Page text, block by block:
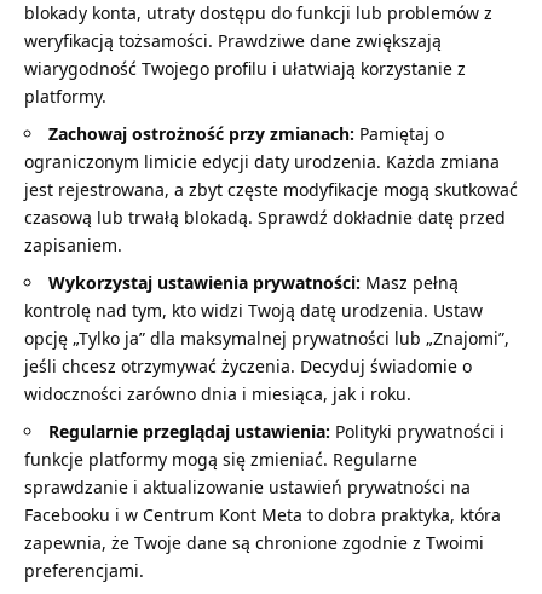
blokady konta, utraty dostępu do funkcji lub problemów z
weryfikacją tożsamości. Prawdziwe dane zwiększają
wiarygodność Twojego profilu i ułatwiają korzystanie z
platformy.
Zachowaj ostrożność przy zmianach: Pamiętaj o
ograniczonym limicie edycji daty urodzenia. Każda zmiana
jest rejestrowana, a zbyt częste modyfikacje mogą skutkować
czasową lub trwałą blokadą. Sprawdź dokładnie datę przed
zapisaniem.
Wykorzystaj ustawienia prywatności: Masz pełną
kontrolę nad tym, kto widzi Twoją datę urodzenia. Ustaw
opcję „Tylko ja” dla maksymalnej prywatności lub „Znajomi”,
jeśli chcesz otrzymywać życzenia. Decyduj świadomie o
widoczności zarówno dnia i miesiąca, jak i roku.
Regularnie przeglądaj ustawienia: Polityki prywatności i
funkcje platformy mogą się zmieniać. Regularne
sprawdzanie i aktualizowanie ustawień prywatności na
Facebooku i w Centrum Kont Meta to dobra praktyka, która
zapewnia, że Twoje dane są chronione zgodnie z Twoimi
preferencjami.